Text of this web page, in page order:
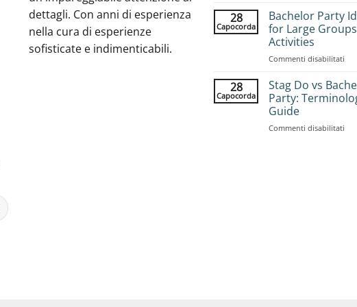
dettagli. Con anni di esperienza
nella cura di esperienze
sofisticate e indimenticabili.
to
28
Capocorda
Bachelor Party
for Large
Activities
Commenti disabilitati
Ideas
for
28
Capocorda
Stag Do vs
Party:
Guide
Commenti disabilitati